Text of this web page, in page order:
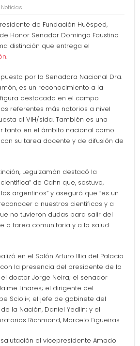
Noticias
de Fundación Huésped,
Honor Senador Domingo Faustino
distinción que entrega el
.
por la Senadora Nacional Dra.
es un reconocimiento a la
destacada en el campo
referentes más notorios a nivel
al VIH/sida. También es una
tanto en el ámbito nacional como
su tarea docente y de difusión de
Leguizamón destacó la
de Cahn que, sostuvo,
argentinos” y aseguró que “es un
a nuestros científicos y a
no tuvieron dudas para salir del
a tarea comunitaria y a la salud
en el Salón Arturo Illia del Palacio
la presencia del presidente de la
el doctor Jorge Neira; el senador
Linares; el dirigente del
Scioli»; el jefe de gabinete del
la Nación, Daniel Yedlin; y el
Richmond, Marcelo Figueiras.
el vicepresidente Amado